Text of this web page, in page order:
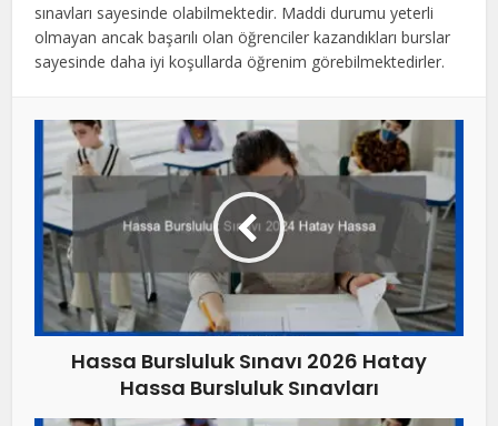
sınavları sayesinde olabilmektedir. Maddi durumu yeterli
olmayan ancak başarılı olan öğrenciler kazandıkları burslar
sayesinde daha iyi koşullarda öğrenim görebilmektedirler.
Hassa Bursluluk Sınavı 2026 Hatay
Hassa Bursluluk Sınavları